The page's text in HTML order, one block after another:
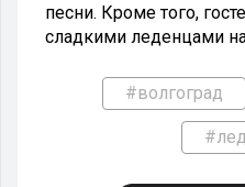
песни. Кроме того,
сладкими леденцами
#волгоград